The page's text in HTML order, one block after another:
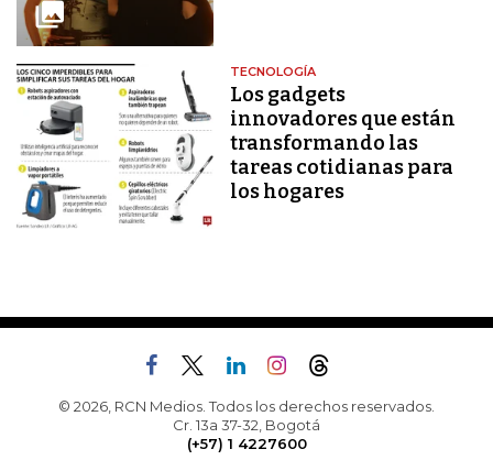
TECNOLOGÍA
Los gadgets
innovadores que están
transformando las
tareas cotidianas para
los hogares
© 2026, RCN Medios. Todos los derechos reservados.
Cr. 13a 37-32, Bogotá
(+57) 1 4227600